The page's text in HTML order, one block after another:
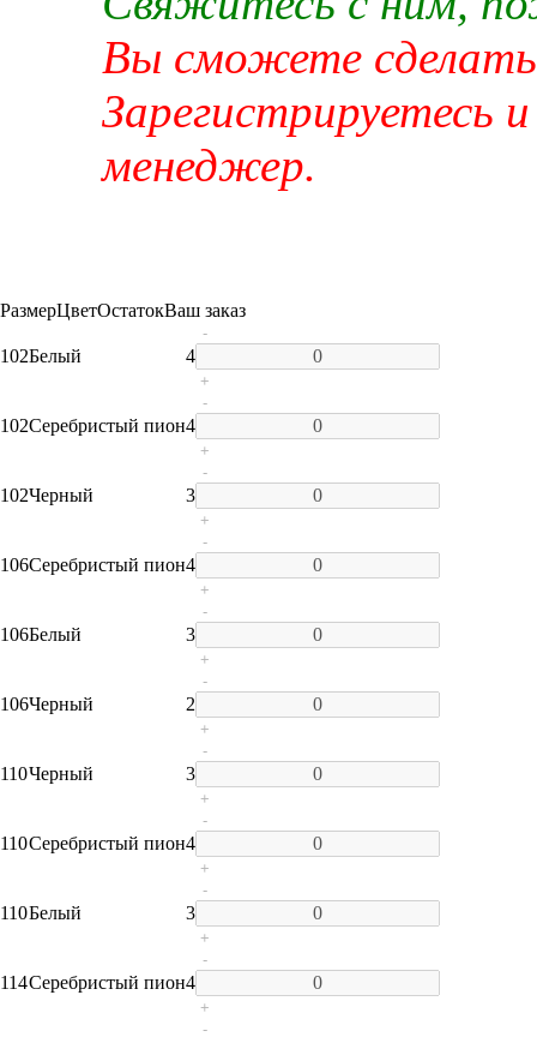
Вы сможете сделать
Зарегистрируетесь
менеджер.
РазмерЦветОстатокВаш заказ
102Белый 4
-
+
102Серебристый пион4
-
+
102Черный 3
-
+
106Серебристый пион4
-
+
106Белый 3
-
+
106Черный 2
-
+
110Черный 3
-
+
110Серебристый пион4
-
+
110Белый 3
-
+
114Серебристый пион4
-
+
-